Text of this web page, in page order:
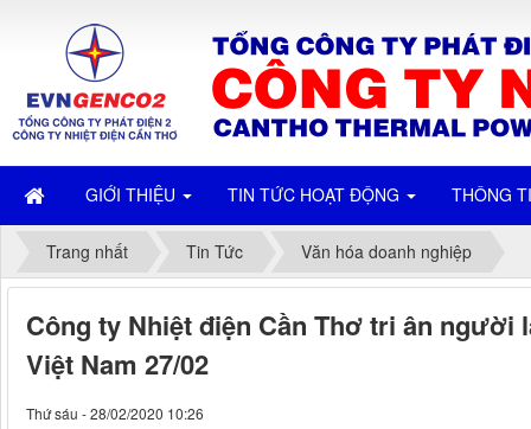
GIỚI THIỆU TIN TỨC HOẠT ĐỘNG THÔNG
Trang nhất Tin Tức Văn hóa doanh nghiệp
Công ty Nhiệt điện Cần Thơ tri ân người
Việt Nam 27/02
Thứ sáu - 28/02/2020 10:26